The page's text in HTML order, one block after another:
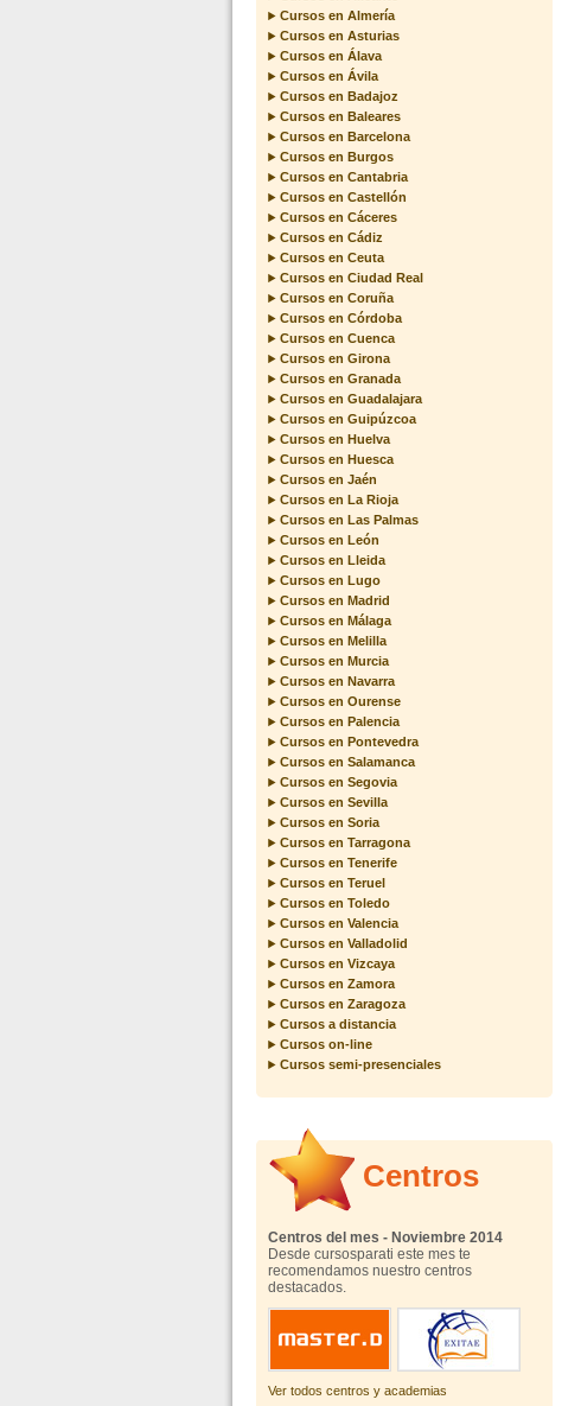
Cursos en Almería
Cursos en Asturias
Cursos en Álava
Cursos en Ávila
Cursos en Badajoz
Cursos en Baleares
Cursos en Barcelona
Cursos en Burgos
Cursos en Cantabria
Cursos en Castellón
Cursos en Cáceres
Cursos en Cádiz
Cursos en Ceuta
Cursos en Ciudad Real
Cursos en Coruña
Cursos en Córdoba
Cursos en Cuenca
Cursos en Girona
Cursos en Granada
Cursos en Guadalajara
Cursos en Guipúzcoa
Cursos en Huelva
Cursos en Huesca
Cursos en Jaén
Cursos en La Rioja
Cursos en Las Palmas
Cursos en León
Cursos en Lleida
Cursos en Lugo
Cursos en Madrid
Cursos en Málaga
Cursos en Melilla
Cursos en Murcia
Cursos en Navarra
Cursos en Ourense
Cursos en Palencia
Cursos en Pontevedra
Cursos en Salamanca
Cursos en Segovia
Cursos en Sevilla
Cursos en Soria
Cursos en Tarragona
Cursos en Tenerife
Cursos en Teruel
Cursos en Toledo
Cursos en Valencia
Cursos en Valladolid
Cursos en Vizcaya
Cursos en Zamora
Cursos en Zaragoza
Cursos a distancia
Cursos on-line
Cursos semi-presenciales
Centros
Centros del mes - Noviembre 2014
Desde cursosparati este mes te
recomendamos nuestro centros
destacados.
Ver todos centros y academias